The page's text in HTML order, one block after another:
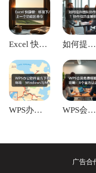
Excel 快捷键：移至下/上一个功能区 如何提升团队协作效率？协作技巧全解析
WPS办公软件官方下载指南：Window WPS会员免费领取终极攻略：8个官方认证
广告合